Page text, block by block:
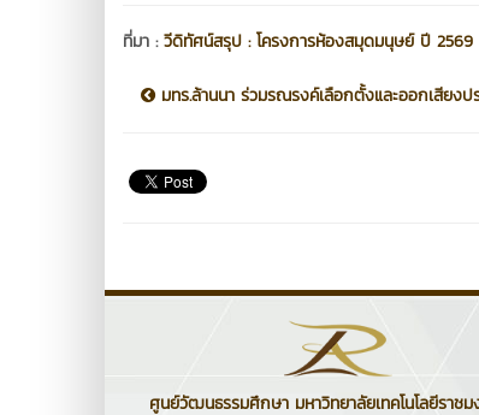
ที่มา :วีดิทัศน์สรุป : โครงการห้องสมุดมนุษย์ ปี 2569
มทร.ล้านนา ร่วมรณรงค์เลือกตั้งและออกเสียงป
ศูนย์วัฒนธรรมศึกษา มหาวิทยาลัยเทคโนโลยีราชม